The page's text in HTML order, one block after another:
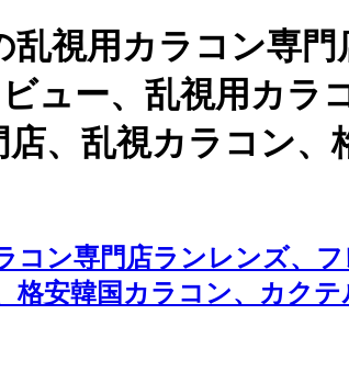
視用カラコン専
ュー、乱視用カラ
、乱視カラコン
ン専門店ランレンズ、
格安韓国カラコン、カク